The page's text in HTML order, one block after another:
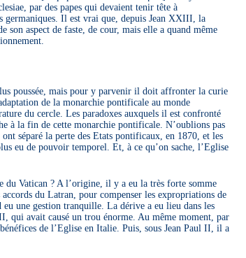
par des papes qui devaient tenir tête à
germaniques. Il est vrai que, depuis Jean XXIII, la
aspect de faste, de cour, mais elle a quand même
poussée, mais pour y parvenir il doit affronter la curie
de la monarchie pontificale au monde
du cercle. Les paradoxes auxquels il est confronté
à la fin de cette monarchie pontificale. N’oublions pas
séparé la perte des Etats pontificaux, en 1870, et les
eu de pouvoir temporel. Et, à ce qu’on sache, l’Eglise
du Vatican ? A l’origine, il y a eu la très forte somme
du Latran, pour compenser les expropriations de
une gestion tranquille. La dérive a eu lieu dans les
qui avait causé un trou énorme. Au même moment, par
de l’Eglise en Italie. Puis, sous Jean Paul II, il a